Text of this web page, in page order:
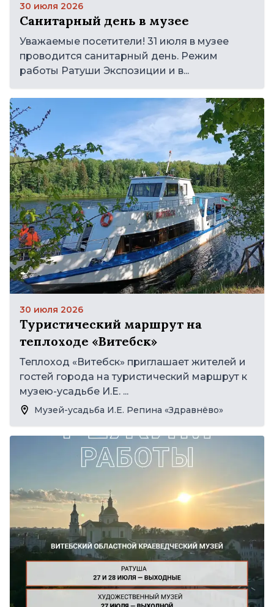
30 июля 2026
Санитарный день в музее
Уважаемые посетители! 31 июля в музее
проводится санитарный день. Режим
работы Ратуши Экспозиции и в...
30 июля 2026
Туристический маршрут на
теплоходе «Витебск»
Теплоход «Витебск» приглашает жителей и
гостей города на туристический маршрут к
музею-усадьбе И.Е. ...
Музей-усадьба И.Е. Репина «Здравнёво»